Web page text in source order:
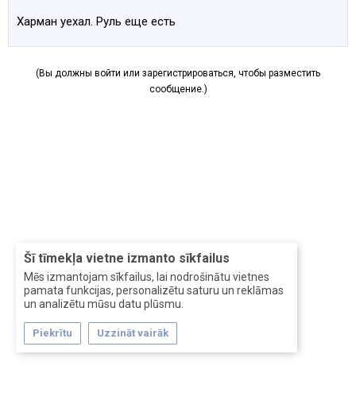
Šī tīmekļa vietne izmanto sīkfailus
Mēs izmantojam sīkfailus, lai nodrošinātu vietnes
pamata funkcijas, personalizētu saturu un reklāmas
un analizētu mūsu datu plūsmu.
Piekrītu Uzzināt vairāk
Харман уехал. Руль еще есть
(Вы должны войти или зарегистрироваться, чтобы разместить
сообщение.)